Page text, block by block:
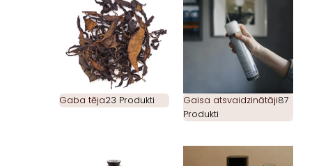
Gaba tēja23 Produkti Gaisa atsvaidzinātāji87
Produkti